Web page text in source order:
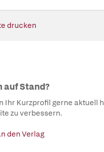
drucken
auf Stand?
Ihr Kurzprofil gerne aktuell
zu verbessern.
den Verlag